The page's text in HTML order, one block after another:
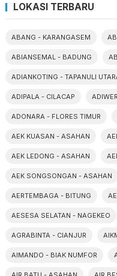
LOKASI TERBARU
ABANG - KARANGASEM
ABIANSEMAL - BADUNG
ADIANKOTING - TAPANULI
ADIPALA - CILACAP
ADONARA - FLORES TIMUR
AEK KUASAN - ASAHAN
AEK LEDONG - ASAHAN
AEK SONGSONGAN - ASAHAN
AERTEMBAGA - BITUNG
AESESA SELATAN - NAGEKEO
AGRABINTA - CIANJUR
AIMANDO - BIAK NUMFOR